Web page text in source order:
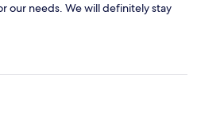
our needs. We will definitely stay